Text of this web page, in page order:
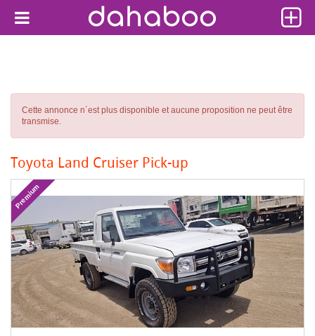
Cette annonce n´est plus disponible et aucune proposition ne peut être
transmise.
Toyota Land Cruiser Pick-up
Premium